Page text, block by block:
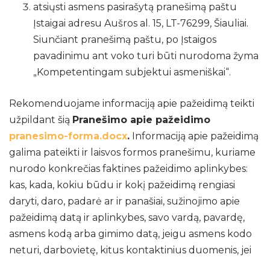
atsiųsti asmens pasirašytą pranešimą paštu
Įstaigai adresu Aušros al. 15, LT-76299, Šiauliai.
Siunčiant pranešimą paštu, po Įstaigos
pavadinimu ant voko turi būti nurodoma žyma
„Kompetentingam subjektui asmeniškai“.
Rekomenduojame informaciją apie pažeidimą teikti
užpildant šią Pranešimo apie pažeidimo
pranesimo-forma.docx. Informaciją apie pažeidimą
galima pateikti ir laisvos formos pranešimu, kuriame
nurodo konkrečias faktines pažeidimo aplinkybes:
kas, kada, kokiu būdu ir kokį pažeidimą rengiasi
daryti, daro, padarė ar ir panašiai, sužinojimo apie
pažeidimą datą ir aplinkybes, savo vardą, pavardę,
asmens kodą arba gimimo datą, jeigu asmens kodo
neturi, darbovietę, kitus kontaktinius duomenis, jei